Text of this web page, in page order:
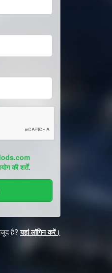
की शर्तें.
है?यहां लॉगिन करें।